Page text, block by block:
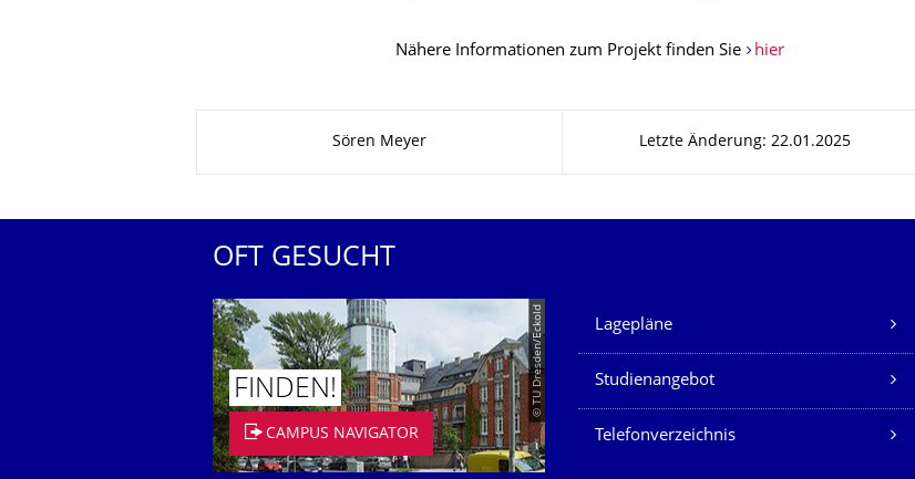
Nähere Informationen zum Projekt finden Sie hier
Sören Meyer Letzte Änderung: 22.01.2025
OFT GESUCHT
© TU Dresden/Eckold
FINDEN!
CAMPUS NAVIGATOR
Unsere Dienste
Lagepläne
Studienangebot
Telefonverzeichnis